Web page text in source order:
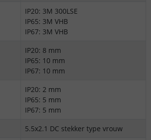
IP20: 3M 300LSE
IP65: 3M VHB
IP67: 3M VHB
IP20: 8 mm
IP65: 10 mm
IP67: 10 mm
IP20: 2 mm
IP65: 5 mm
IP67: 5 mm
5.5x2.1 DC stekker type vrouw